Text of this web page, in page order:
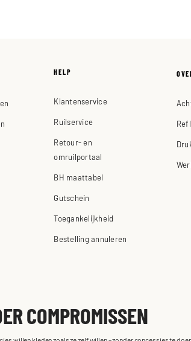
HELP
Klantenservice
Ruilservice
Retour- en
omruilportaal
BH maattabel
Gutschein
Toegankelijkheid
Bestelling annuleren
COMPROMISSEN